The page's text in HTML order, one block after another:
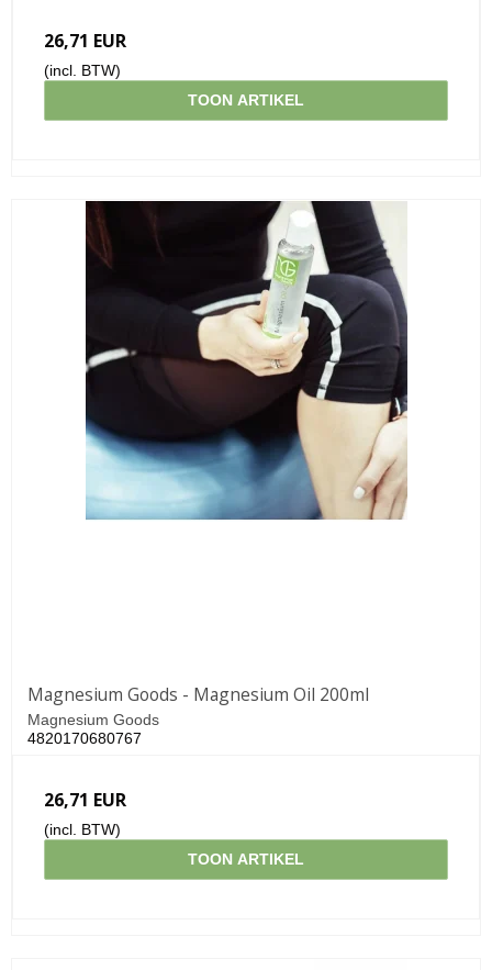
26,71 EUR
(incl. BTW)
TOON ARTIKEL
Magnesium Goods - Magnesium Oil 200ml
Magnesium Goods
4820170680767
26,71 EUR
(incl. BTW)
TOON ARTIKEL